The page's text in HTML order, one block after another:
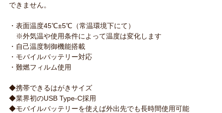
できません。
・表面温度45℃±5℃（常温環境下にて）
※外気温や使用条件によって温度は変化します
・自己温度制御機能搭載
・モバイルバッテリー対応
・難燃フィルム使用
◆携帯できるはがきサイズ
◆業界初のUSB Type-C採用
◆モバイルバッテリーを使えば外出先でも長時間使用可能